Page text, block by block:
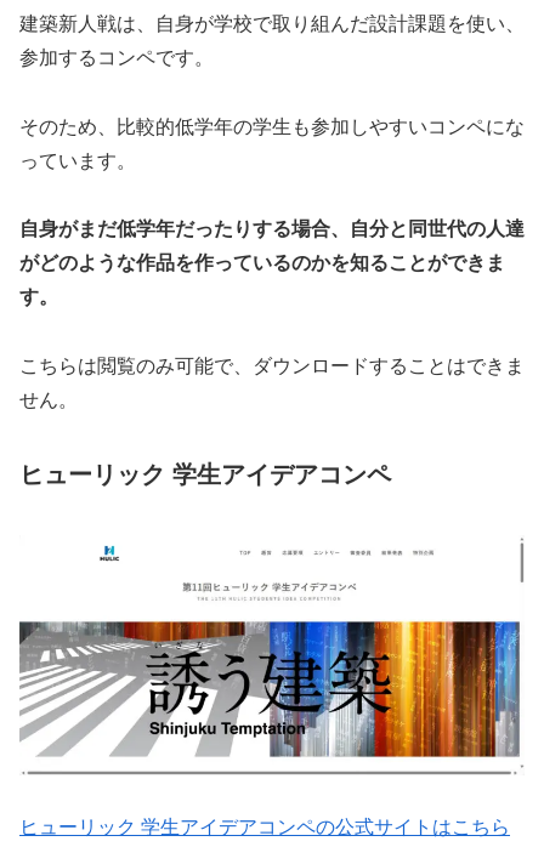
建築新人戦は、自身が学校で取り組んだ設計課題を使い、
参加するコンペです。
そのため、比較的低学年の学生も参加しやすいコンペにな
っています。
自身がまだ低学年だったりする場合、自分と同世代の人達
がどのような作品を作っているのかを知ることができま
す。
こちらは閲覧のみ可能で、ダウンロードすることはできま
せん。
ヒューリック 学生アイデアコンペ
ヒューリック 学生アイデアコンペの公式サイトはこちら